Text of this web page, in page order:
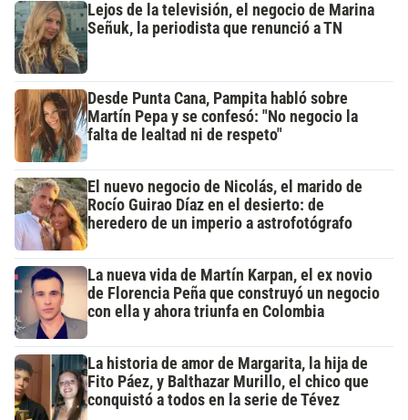
Lejos de la televisión, el negocio de Marina
Señuk, la periodista que renunció a TN
Desde Punta Cana, Pampita habló sobre
Martín Pepa y se confesó: "No negocio la
falta de lealtad ni de respeto"
El nuevo negocio de Nicolás, el marido de
Rocío Guirao Díaz en el desierto: de
heredero de un imperio a astrofotógrafo
La nueva vida de Martín Karpan, el ex novio
de Florencia Peña que construyó un negocio
con ella y ahora triunfa en Colombia
La historia de amor de Margarita, la hija de
Fito Páez, y Balthazar Murillo, el chico que
conquistó a todos en la serie de Tévez